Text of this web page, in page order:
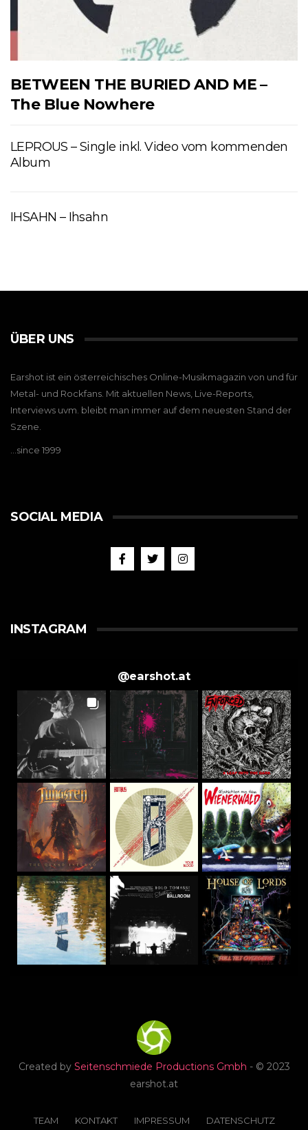
BETWEEN THE BURIED AND ME –
The Blue Nowhere
LEPROUS – Single inkl. Video vom kommenden
Album
IHSAHN – Ihsahn
ÜBER UNS
Earshot ist ein österreichisches Online-Musikmagazin von und für
Metal- und Rockfans. Mit aktuellen News, Live-Reports,
Interviews uvm. bleibt man immer auf dem neuesten Stand der
Szene.
…since 1999
SOCIAL MEDIA
INSTAGRAM
@earshot.at
Created by Seitenschmiede Productions Gmbh - © 2023
earshot.at
TEAM KONTAKT IMPRESSUM DATENSCHUTZ